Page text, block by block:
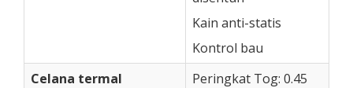
Kain anti-statis
Kontrol bau
Celana termal
Peringkat Tog: 0.45